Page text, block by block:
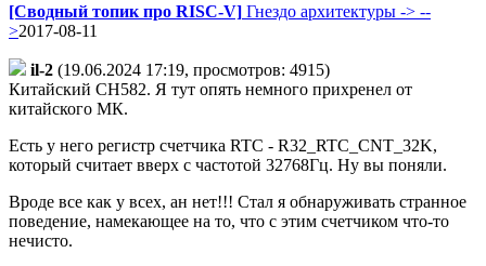
[Сводный топик про RISC-V] Гнездо архитектуры -> --
>2017-08-11
il-2 (19.06.2024 17:19, просмотров: 4915)
Китайский CH582. Я тут опять немного прихренел от
китайского МК.
Есть у него регистр счетчика RTC - R32_RTC_CNT_32K,
который считает вверх с частотой 32768Гц. Ну вы поняли.
Вроде все как у всех, ан нет!!! Стал я обнаруживать странное
поведение, намекающее на то, что с этим счетчиком что-то
нечисто.